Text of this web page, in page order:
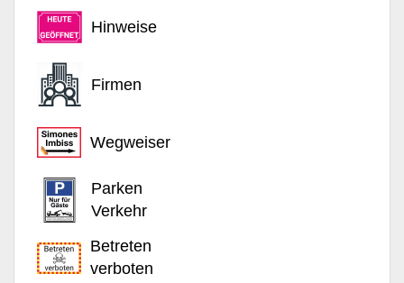
Hinweise
Firmen
Wegweiser
Parken
Verkehr
Betreten
verboten